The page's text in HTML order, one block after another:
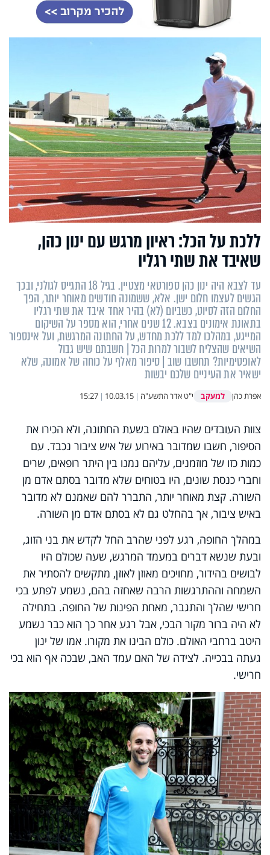
ללכת על הכל: ראיון מרגש עם ינון כהן,
שאיבד את שתי רגליו
עד לצבא היה ינון כהן ספורטאי מצטיין. בגיל 18 התגייס לגולני, ובכך
הגשים לעצמו חלום ישן. אלא, ששמונה חודשים מאוחר יותר, הפך
החלום הזה לסיוט, כשביום (לא) בהיר אחד איבד את שתי רגליו
בתאונת אימונים בצבא. 12 שנים אחרי, הוא מספר על השיקום
המייגע, במהלכו למד ללכת מחדש, על החתונה המרגשת, ועל אינספור
השיאים שהצליח לשבור למרות הכל | חשבתם שיש גבול
לאופטימיות? תחשבו שוב | סיפור מאלף על כוחה של אמונה, שלא
ישאיר את העיניים שלכם יבשות
אפרת כהן למעקב י"ט אדר התשע"ה |
10.03.15
|
15:27
צוות העובדים שהיו באולם בשעת החתונה, ולא הכירו את
הסיפור, חשבו שמדובר באירוע של איש ציבור נכבד. עם
כמות כזו של מוזמנים, עליהם נמנו בין היתר רופאים, שרים
וחברי כנסת שונים, היו בטוחים שלא מדובר בסתם אדם מן
השורה. קצת מאוחר יותר, התברר להם שאמנם לא מדובר
באיש ציבור, אך בהחלט גם לא בסתם אדם מן השורה.
במהלך החופה, רגע לפני שהרב החל לקדש את בני הזוג,
ובעת שנשא דברים במעמד המרגש, שעה שכולם היו
לבושים בהידור, מחויכים מאוזן לאוזן, מתקשים להסתיר את
השמחה וההתרגשות הרבה שאחזה בהם, נשמע לפתע בכי
חרישי שהלך והתגבר, מאחת הפינות של החופה. בתחילה
לא היה ברור מקור הבכי, אבל רגע אחר כך הוא כבר נשמע
היטב ברחבי האולם. כולם הבינו את מקורו. אמו של ינון
געתה בבכייה. לצידה של האם עמד האב, שבכה אף הוא בכי
חרישי.